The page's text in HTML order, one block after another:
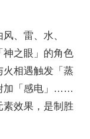
、雷、水、
神之眼」的角色
火相遇触发「蒸
加「感电」……
素效果，是制胜